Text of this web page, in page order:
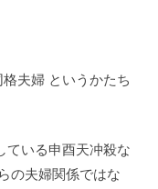
夫婦 というかたち
ている申酉天冲殺な
の夫婦関係ではな